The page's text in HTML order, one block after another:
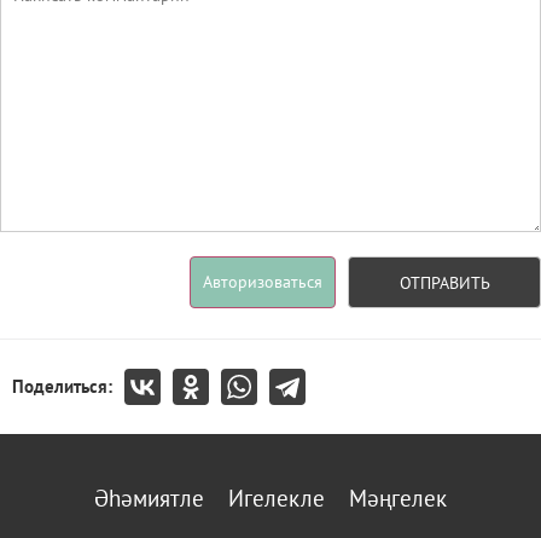
Авторизоваться ОТПРАВИТЬ
Поделиться:
Әһәмиятле Игелекле Мәңгелек